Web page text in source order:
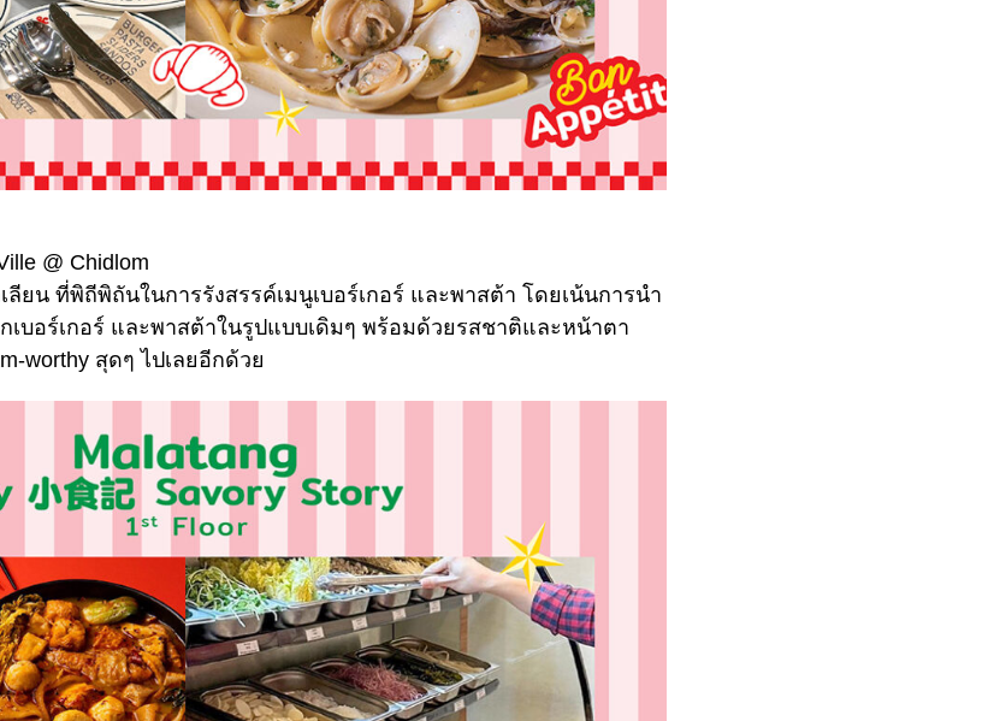
@ Chidlom
ลียน ที่พิถีพิถันในการรังสรรค์เมนูเบอร์เกอร์ และพาสต้า โดยเน้นการนำ
เบอร์เกอร์ และพาสต้าในรูปแบบเดิมๆ พร้อมด้วยรสชาติและหน้าตา
worthy สุดๆ ไปเลยอีกด้วย